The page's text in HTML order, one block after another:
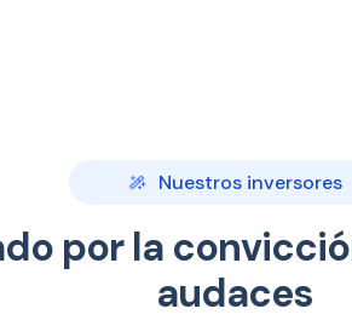
Nuestros inversores
por la
audaces